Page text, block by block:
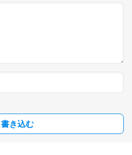
書き込む